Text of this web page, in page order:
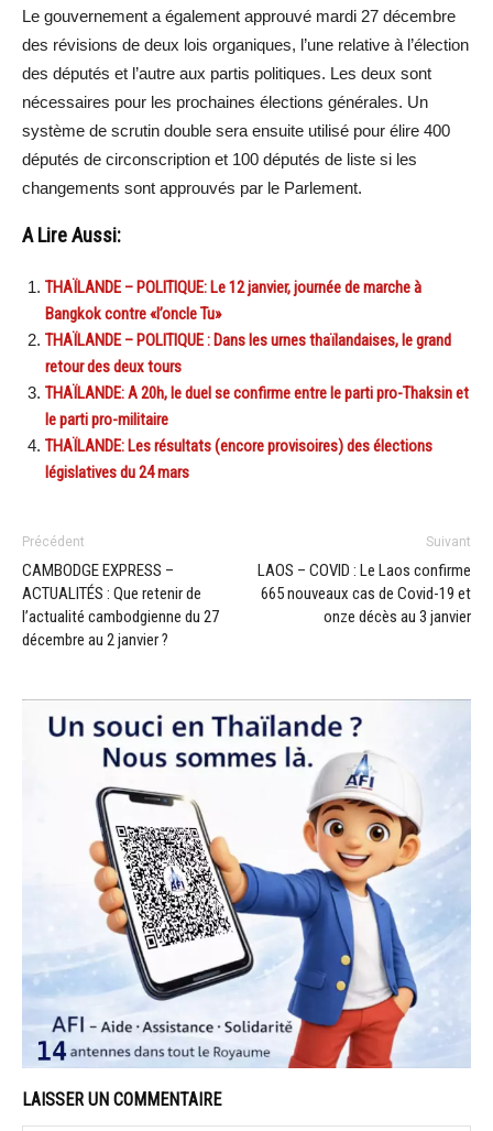
Le gouvernement a également approuvé mardi 27 décembre
des révisions de deux lois organiques, l’une relative à l’élection
des députés et l’autre aux partis politiques. Les deux sont
nécessaires pour les prochaines élections générales. Un
système de scrutin double sera ensuite utilisé pour élire 400
députés de circonscription et 100 députés de liste si les
changements sont approuvés par le Parlement.
A Lire Aussi:
THAÏLANDE – POLITIQUE: Le 12 janvier, journée de marche à
Bangkok contre «l’oncle Tu»
THAÏLANDE – POLITIQUE : Dans les urnes thaïlandaises, le grand
retour des deux tours
THAÏLANDE: A 20h, le duel se confirme entre le parti pro-Thaksin et
le parti pro-militaire
THAÏLANDE: Les résultats (encore provisoires) des élections
législatives du 24 mars
Précédent
CAMBODGE EXPRESS –
ACTUALITÉS : Que retenir de
l’actualité cambodgienne du 27
décembre au 2 janvier ?
Suivant
LAOS – COVID : Le Laos confirme
665 nouveaux cas de Covid-19 et
onze décès au 3 janvier
LAISSER UN COMMENTAIRE